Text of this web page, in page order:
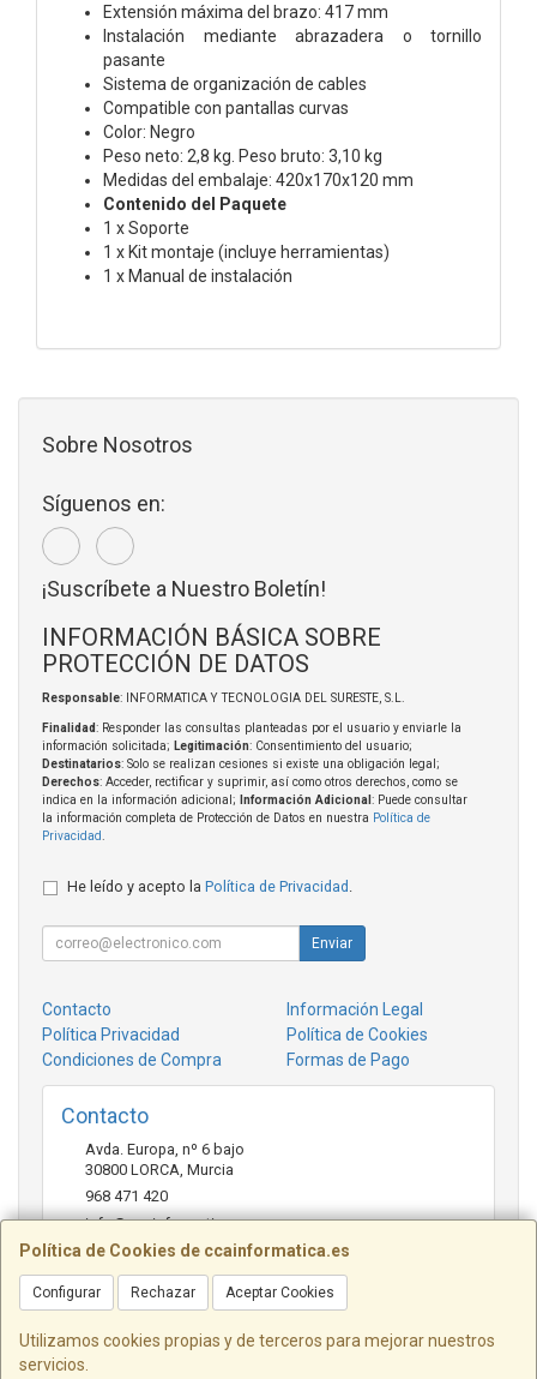
Extensión máxima del brazo: 417 mm
Instalación mediante abrazadera o tornillo
pasante
Sistema de organización de cables
Compatible con pantallas curvas
Color: Negro
Peso neto: 2,8 kg. Peso bruto: 3,10 kg
Medidas del embalaje: 420x170x120 mm
Contenido del Paquete
1 x Soporte
1 x Kit montaje (incluye herramientas)
1 x Manual de instalación
Política de Cookies de ccainformatica.es
Configurar Rechazar Aceptar Cookies
Utilizamos cookies propias y de terceros para mejorar nuestros
servicios.
Sobre Nosotros
Síguenos en:
¡Suscríbete a Nuestro Boletín!
INFORMACIÓN BÁSICA SOBRE
PROTECCIÓN DE DATOS
Responsable: INFORMATICA Y TECNOLOGIA DEL SURESTE, S.L.
Finalidad: Responder las consultas planteadas por el usuario y enviarle la
información solicitada; Legitimación: Consentimiento del usuario;
Destinatarios: Solo se realizan cesiones si existe una obligación legal;
Derechos: Acceder, rectificar y suprimir, así como otros derechos, como se
indica en la información adicional;
Información Adicional : Puede consultar
la información completa de Protección de Datos en nuestra Política de
Privacidad
He leído y acepto la Política de Privacidad
Enviar
Contacto
Información Legal
Política Privacidad
Política de Cookies
Condiciones de Compra
Formas de Pago
Contacto
Avda. Europa, nº 6 bajo
30800 LORCA Murcia
968 471 420
info@ccainformatica.es
Horario
L-V: 9:30 h a 14 h - 16:30 h a 20:30 h - Sab: 10 h a 14 h